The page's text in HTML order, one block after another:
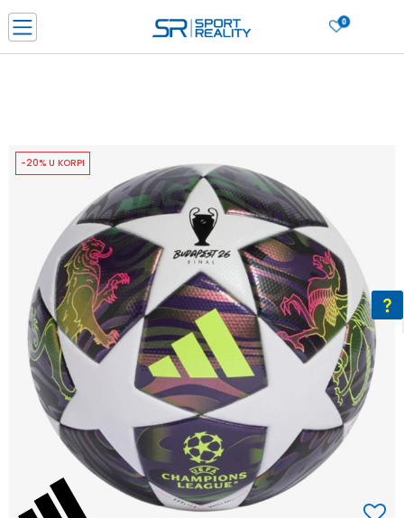
0
CLICK & COLLECT Platite karticom online i preuzmite u prodavnici po vašem
izboru
SAZNAJTE VIŠE
-20% U KORPI